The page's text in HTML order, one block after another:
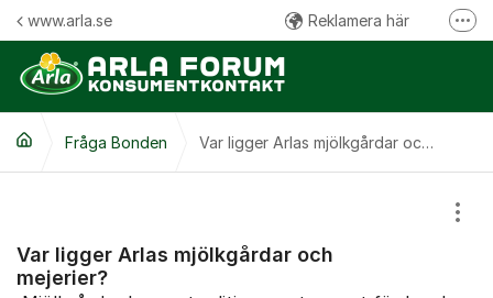
Hoppa till innehåll
www.arla.se Reklamera här
Följ oss på Facebook
Kommentarsregler
Fråga Bonden Var ligger Arlas mjölkgårdar och mejerier?
Var ligger Arlas mjölkgårdar och
mejerier?